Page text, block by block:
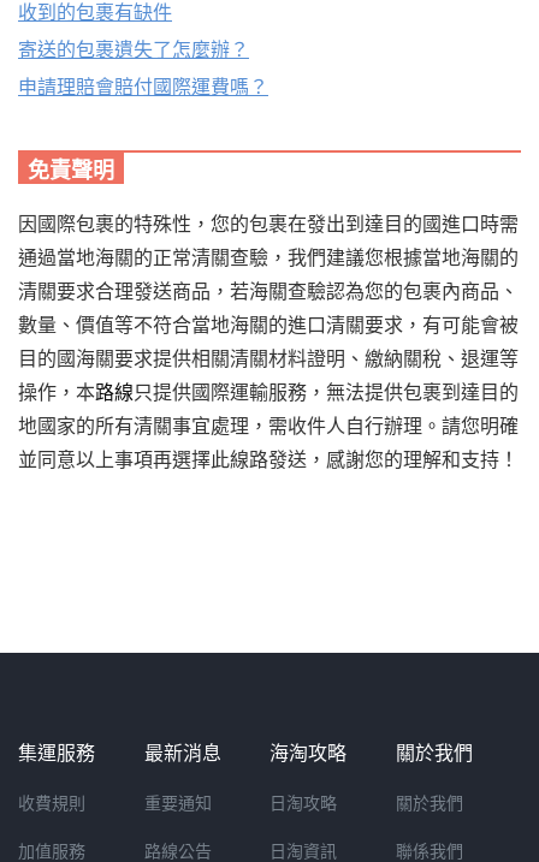
收到的包裹有缺件
寄送的包裹遺失了怎麼辦？
申請理賠會賠付國際運費嗎？
免責聲明
因國際包裹的特殊性，您的包裹在發出到達目的國進口時需
通過當地海關的正常清關查驗，我們建議您根據當地海關的
清關要求合理發送商品，若海關查驗認為您的包裹內商品、
數量、價值等不符合當地海關的進口清關要求，有可能會被
目的國海關要求提供相關清關材料證明、繳納關稅、退運等
操作，本路線只提供國際運輸服務，無法提供包裹到達目的
地國家的所有清關事宜處理，需收件人自行辦理。請您明確
並同意以上事項再選擇此線路發送，感謝您的理解和支持！
集運服務
收費規則
加值服務
最新消息
重要通知
路線公告
海淘攻略
日淘攻略
日淘資訊
關於我們
關於我們
聯係我們